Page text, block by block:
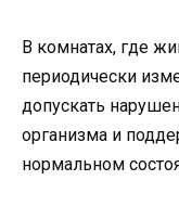
В комнатах, где
периодически
допускать
организма и
нормальном